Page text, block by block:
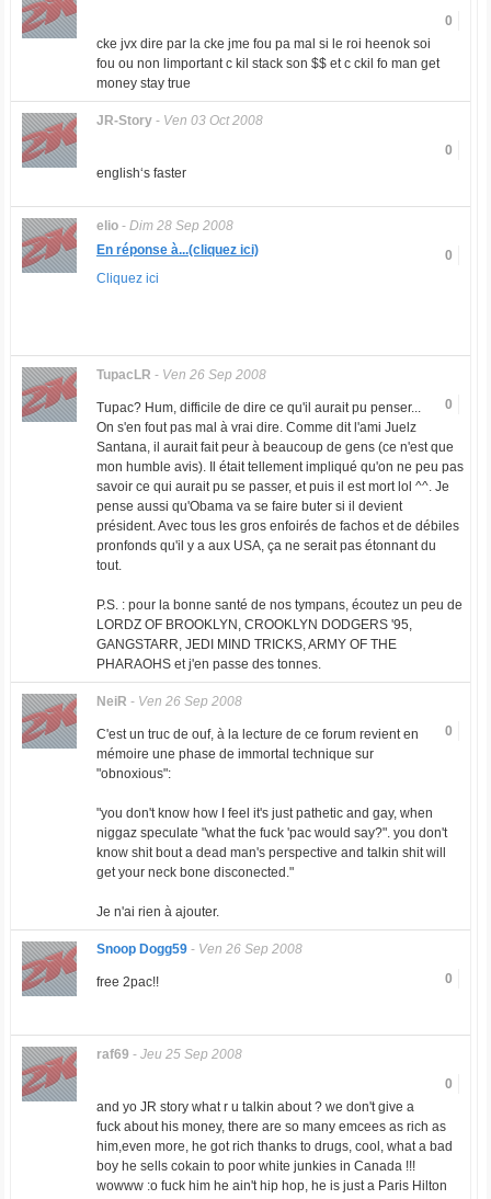
0
cke jvx dire par la cke jme fou pa mal si le roi heenok soi
fou ou non limportant c kil stack son $$ et c ckil fo man get
money stay true
JR-Story- Ven 03 Oct 2008
0
english‘s faster
elio- Dim 28 Sep 2008
0
En réponse à...(cliquez ici)
Cliquez ici
TupacLR - Ven 26 Sep 2008
0
Tupac? Hum, difficile de dire ce qu'il aurait pu penser...
On s'en fout pas mal à vrai dire. Comme dit l'ami Juelz
Santana, il aurait fait peur à beaucoup de gens (ce n'est que
mon humble avis). Il était tellement impliqué qu'on ne peu pas
savoir ce qui aurait pu se passer, et puis il est mort lol ^^. Je
pense aussi qu'Obama va se faire buter si il devient
président. Avec tous les gros enfoirés de fachos et de débiles
pronfonds qu'il y a aux USA, ça ne serait pas étonnant du
tout.
P.S. : pour la bonne santé de nos tympans, écoutez un peu de
LORDZ OF BROOKLYN, CROOKLYN DODGERS '95,
GANGSTARR, JEDI MIND TRICKS, ARMY OF THE
PHARAOHS et j'en passe des tonnes.
NeiR - Ven 26 Sep 2008
0
C'est un truc de ouf, à la lecture de ce forum revient en
mémoire une phase de immortal technique sur
"obnoxious":
"you don't know how I feel it's just pathetic and gay, when
niggaz speculate "what the fuck 'pac would say?". you don't
know shit bout a dead man's perspective and talkin shit will
get your neck bone disconected."
Je n'ai rien à ajouter.
Snoop Dogg59- Ven 26 Sep 2008
0
free 2pac!!
raf69 - Jeu 25 Sep 2008
0
and yo JR story what r u talkin about ? we don't give a
fuck about his money, there are so many emcees as rich as
him,even more, he got rich thanks to drugs, cool, what a bad
boy he sells cokain to poor white junkies in Canada !!!
wowww :o fuck him he ain't hip hop, he is just a Paris Hilton